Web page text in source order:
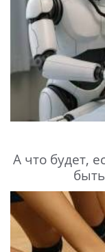
А что будет,